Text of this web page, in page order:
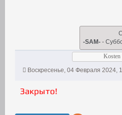
-SAM- -
Kosten
Воскресенье, 04 Февраля 2024,
Закрыто!